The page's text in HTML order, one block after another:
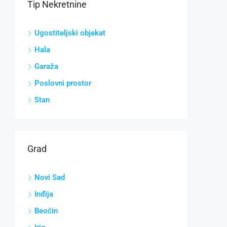
Tip Nekretnine
Ugostiteljski objekat
Hala
Garaža
Poslovni prostor
Stan
Grad
Novi Sad
Inđija
Beočin